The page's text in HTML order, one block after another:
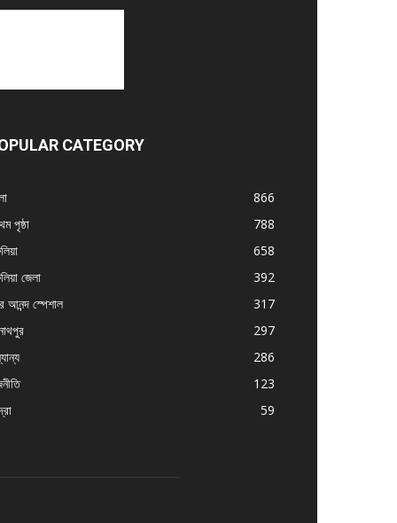
CATEGORY
866
পৃষ্ঠা
788
658
জেলা
392
আনন্দ স্পেশাল
317
297
286
123
59